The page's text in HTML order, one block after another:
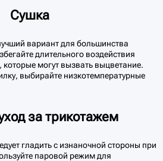
Сушка
вариант для большинства
длительного воздействия
могут вызвать выцветание.
выбирайте низкотемпературные
за трикотажем
гладить с изнаночной стороны при
паровой режим для